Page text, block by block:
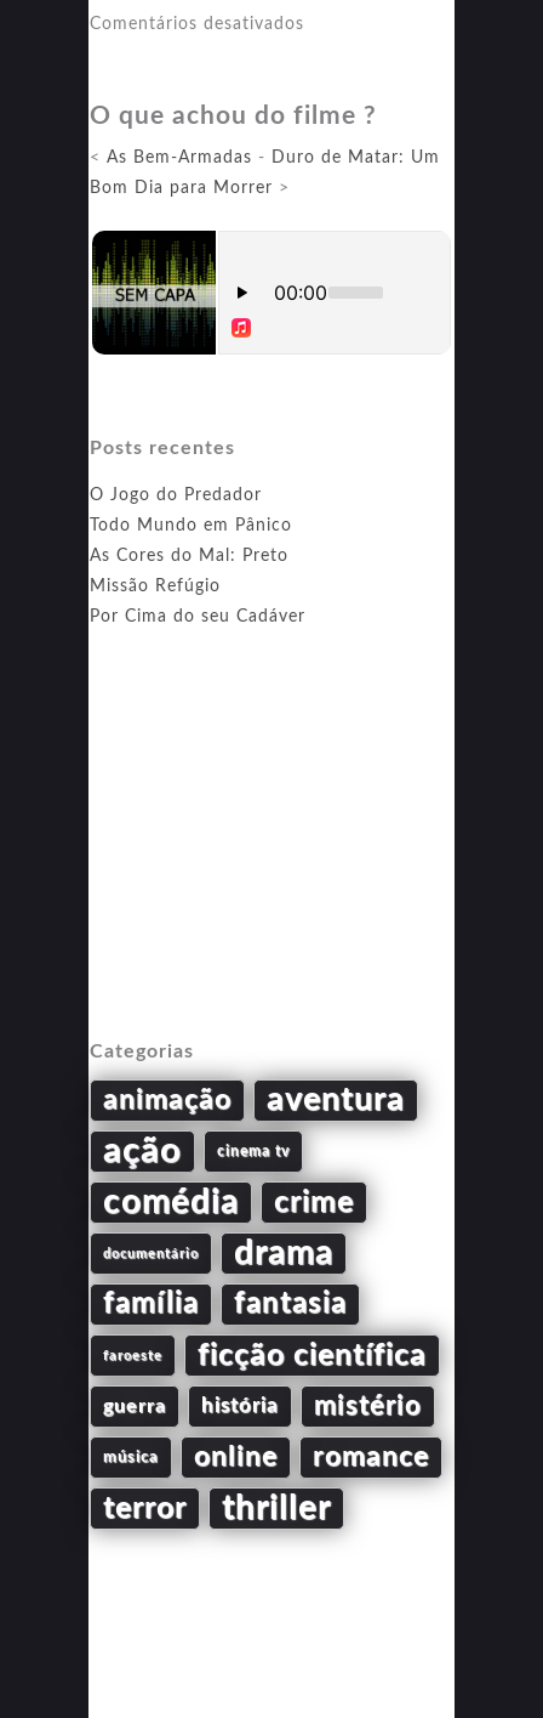
Comentários desativados
2
O que achou do filme ?
< As Bem-Armadas -
Duro de Matar: Um
Bom Dia para Morrer >
Posts recentes
O Jogo do Predador
Todo Mundo em Pânico
As Cores do Mal: Preto
Missão Refúgio
Por Cima do seu Cadáver
Categorias
animação aventura
ação cinema tv
comédia crime
documentário drama
família fantasia
faroeste ficção científica
guerra história mistério
música online romance
terror thriller